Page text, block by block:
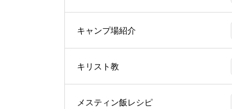
キャンプ場紹介
キリスト教
メスティン飯レシピ